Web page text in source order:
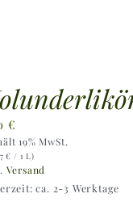
€
19% MwSt.
€ / 1 L)
Versand
ca. 2-3 Werktage